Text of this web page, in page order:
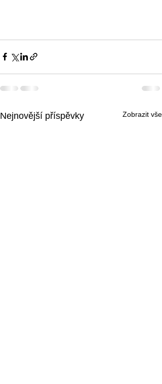
Nejnovější příspěvky Zobrazit vše